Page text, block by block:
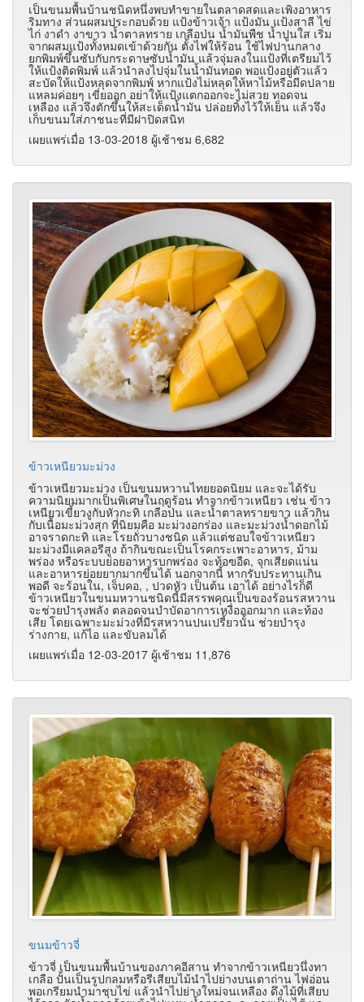
เป็นขนมพื้นบ้านชนิดหนึ่งพบทำขายในตลาดสดและเพิงอาหาร
ริมทาง ส่วนผสมประกอบด้วย แป้งข้าวเจ้า แป้งมัน แป้งสาลี ไข่
ไก่ งาดำ งาขาว น้ำตาลทราย เกลือป่น น้ำมันพืช น้ำปูนใส เริ่ม
จากผสมแป้งทั้งหมดเข้าด้วยกัน ตั้งไฟให้ร้อน ใช้ไฟปานกลาง
ยกพิมพ์ขึ้นซับกับกระดาษซับน้ำมัน แล้วจุ่มลงในแป้งที่เตรียมไว้
ให้แป้งติดพิมพ์ แล้วนำลงไปจุ่มในน้ำมันทอด พอแป้งอยู่ตัวแล้ว
สะบัดให้แป้งหลุดจากพิมพ์ หากแป้งไม่หลุดให้หาไม้หรือมีดปลาย
แหลมค่อยๆ เขี่ยออก อย่าให้แป้งแตกออกจะไม่สวย ทอดจน
เหลือง แล้วจึงตักขึ้นให้สะเด็ดน้ำมัน ปล่อยทิ้งไว้ให้เย็น แล้วจึง
เก็บขนมใส่ภาชนะที่มีฝาปิดสนิท
เผยแพร่เมื่อ 13-03-2018 ผู้เช้าชม 6,682
ข้าวเหนียวมะม่วง
ข้าวเหนียวมะม่วง เป็นขนมหวานไทยยอดนิยม และจะได้รับ
ความนิยมมากเป็นพิเศษในฤดูร้อน ทำจากข้าวเหนียว เช่น ข้าว
เหนียวเขี้ยวงูกับหัวกะทิ เกลือป่น และน้ำตาลทรายขาว แล้วกิน
กับเนื้อมะม่วงสุก ที่นิยมคือ มะม่วงอกร่อง และมะม่วงน้ำดอกไม้
อาจราดกะทิ และโรยถั่วบางชนิด แล้วแต่ชอบใจข้าวเหนียว
มะม่วงมีแคลอรีสูง ถ้ากินขณะเป็นโรคกระเพาะอาหาร, ม้าม
พร่อง หรือระบบย่อยอาหารบกพร่อง จะท้อฃอืด, จุกเสียดแน่น
และอาหารย่อยยากมากขึ้นได้ นอกจากนี้ หากรับประทานเกิน
พอดี จะร้อนใน, เจ็บคอ, , ปวดหัว เป็นต้น เอาได้ อย่างไรก็ดี
ข้าวเหนียวในขนมหวานชนิดนี้มีสรรพคุณเป็นของร้อนรสหวาน
จะช่วยบำรุงพลัง ตลอดจนบำบัดอาการเหงื่อออกมาก และท้อง
เสีย โดยเฉพาะมะม่วงที่มีรสหวานปนเปรี้ยวนั้น ช่วยบำรุง
ร่างกาย, แก้ไอ และขับลมได้
เผยแพร่เมื่อ 12-03-2017 ผู้เช้าชม 11,876
ขนมข้าวจี่
ข้าวจี่ เป็นขนมพื้นบ้านของภาคอีสาน ทำจากข้าวเหนียวนึ่งทา
เกลือ ปั้นเป็นรูปกลมหรือรีเสียบไม้นำไปย่างบนเตาถ่าน ไฟอ่อน
พอเกรียมนำมาชุบไข่ แล้วนำไปย่างใหม่จนเหลือง ดึงไม้ที่เสียบ